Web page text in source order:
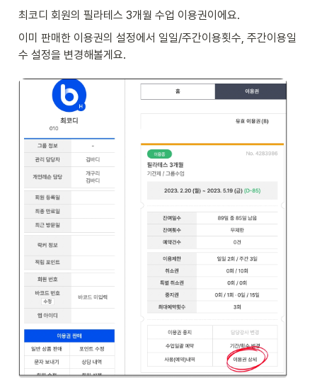
최코디 회원의 필라테스 3개월 수업 이용권이에요.
이미 판매한 이용권의 설정에서 일일/주간이용횟수, 주간이용일
수 설정을 변경해볼게요.